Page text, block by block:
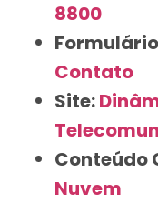
8800
Contato
Site:
Conteúdo
Nuvem